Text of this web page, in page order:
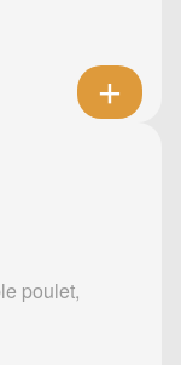
poulet,